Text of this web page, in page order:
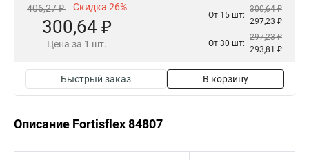
406,27 ₽ Скидка 26%
300,64 ₽
Цена за 1 шт.
От 15 шт:
300,64 ₽
297,23 ₽
От 30 шт:
297,23 ₽
293,81 ₽
Быстрый заказ В корзину
Описание Fortisflex 84807